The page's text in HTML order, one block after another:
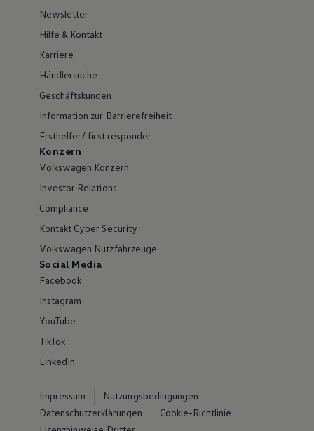
Newsletter
Hilfe & Kontakt
Karriere
Händlersuche
Geschäftskunden
Information zur Barrierefreiheit
Ersthelfer/ first responder
Konzern
Volkswagen Konzern
Investor Relations
Compliance
Kontakt Cyber Security
Volkswagen Nutzfahrzeuge
Social Media
Facebook
Instagram
YouTube
TikTok
LinkedIn
Impressum
Nutzungsbedingungen
Datenschutzerklärungen
Cookie-Richtlinie